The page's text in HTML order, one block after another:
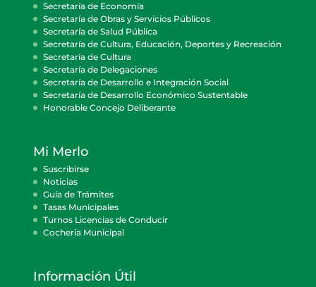
Secretaría de Economía
Secretaría de Obras y Servicios Públicos
Secretaría de Salud Pública
Secretaría de Cultura, Educación, Deportes y Recreación
Secretaría de Cultura
Secretaría de Delegaciones
Secretaría de Desarrollo e Integración Social
Secretaría de Desarrollo Económico Sustentable
Honorable Concejo Deliberante
Mi Merlo
Suscribirse
Noticias
Guía de Trámites
Tasas Municipales
Turnos Licencias de Conducir
Cocheria Municipal
Información Útil